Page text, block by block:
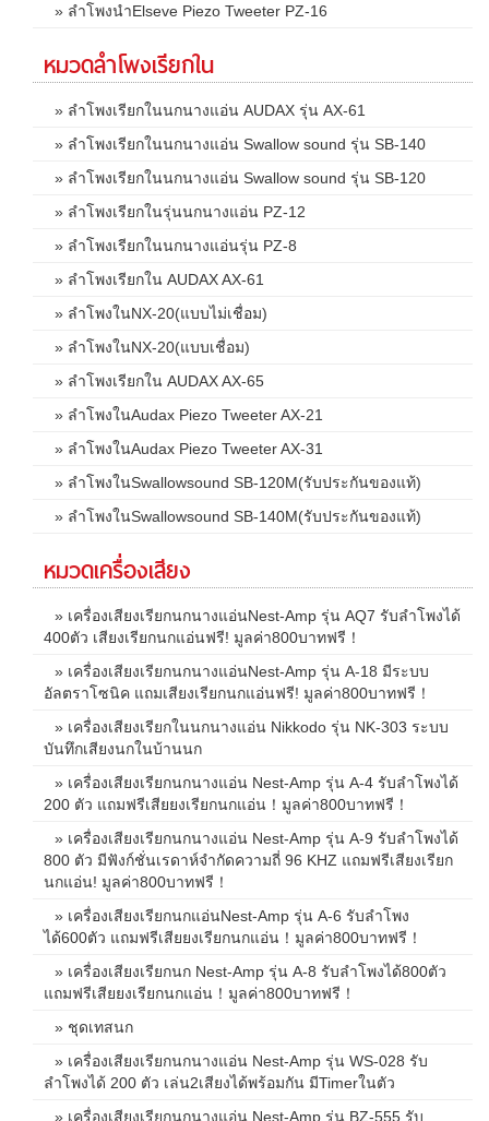
» ลำโพงนำElseve Piezo Tweeter PZ-16
หมวดลำโพงเรียกใน
» ลำโพงเรียกในนกนางแอ่น AUDAX รุ่น AX-61
» ลำโพงเรียกในนกนางแอ่น Swallow sound รุ่น SB-140
» ลำโพงเรียกในนกนางแอ่น Swallow sound รุ่น SB-120
» ลำโพงเรียกในรุ่นนกนางแอ่น PZ-12
» ลำโพงเรียกในนกนางแอ่นรุ่น PZ-8
» ลำโพงเรียกใน AUDAX AX-61
» ลำโพงในNX-20(แบบไม่เชื่อม)
» ลำโพงในNX-20(แบบเชื่อม)
» ลำโพงเรียกใน AUDAX AX-65
» ลำโพงในAudax Piezo Tweeter AX-21
» ลำโพงในAudax Piezo Tweeter AX-31
» ลำโพงในSwallowsound SB-120M(รับประกันของแท้)
» ลำโพงในSwallowsound SB-140M(รับประกันของแท้)
หมวดเครื่องเสียง
» เครื่องเสียงเรียกนกนางแอ่นNest-Amp รุ่น AQ7 รับลำโพงได้
400ตัว เสียงเรียกนกแอ่นฟรี! มูลค่า800บาทฟรี！
» เครื่องเสียงเรียกนกนางแอ่นNest-Amp รุ่น A-18 มีระบบ
อัลตราโซนิค แถมเสียงเรียกนกแอ่นฟรี! มูลค่า800บาทฟรี！
» เครื่องเสียงเรียกในนกนางแอ่น Nikkodo รุ่น NK-303 ระบบ
บันทึกเสียงนกในบ้านนก
» เครื่องเสียงเรียกนกนางแอ่น Nest-Amp รุ่น A-4 รับลำโพงได้
200 ตัว แถมฟรีเสียยงเรียกนกแอ่น！มูลค่า800บาทฟรี！
» เครื่องเสียงเรียกนกนางแอ่น Nest-Amp รุ่น A-9 รับลำโพงได้
800 ตัว มีฟังก์ชั่นเรดาห์จำกัดความถี่ 96 KHZ แถมฟรีเสียงเรียก
นกแอ่น! มูลค่า800บาทฟรี！
» เครื่องเสียงเรียกนกแอ่นNest-Amp รุ่น A-6 รับลำโพง
ได้600ตัว แถมฟรีเสียยงเรียกนกแอ่น！มูลค่า800บาทฟรี！
» เครื่องเสียงเรียกนก Nest-Amp รุ่น A-8 รับลำโพงได้800ตัว
แถมฟรีเสียยงเรียกนกแอ่น！มูลค่า800บาทฟรี！
» ชุดเทสนก
» เครื่องเสียงเรียกนกนางแอ่น Nest-Amp รุ่น WS-028 รับ
ลำโพงได้ 200 ตัว เล่น2เสียงได้พร้อมกัน มีTimerในตัว
» เครื่องเสียงเรียกนกนางแอ่น Nest-Amp รุ่น BZ-555 รับ